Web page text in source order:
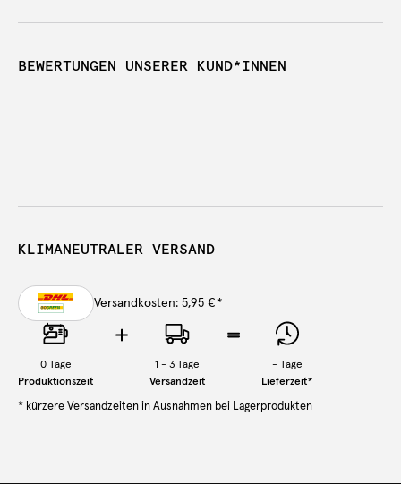
BEWERTUNGEN UNSERER KUND*INNEN
KLIMANEUTRALER VERSAND
Versandkosten: 5,95 €*
0Tage
Produktionszeit
1 - 3 Tage
Versandzeit
- Tage
Lieferzeit*
* kürzere Versandzeiten in Ausnahmen bei Lagerprodukten